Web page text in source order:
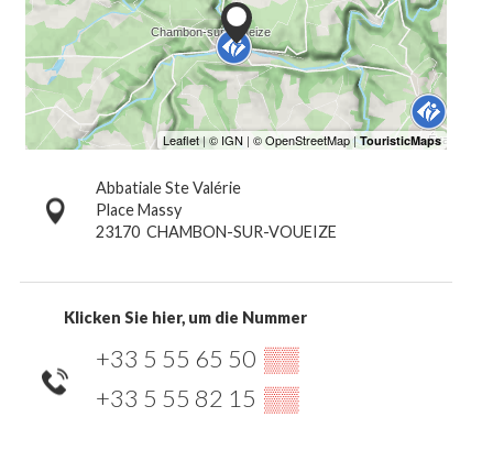
Abbatiale Ste Valérie
Place Massy
23170 CHAMBON-SUR-VOUEIZE
Klicken Sie hier, um die Nummer
+33 5 55 65 50 ▒▒
+33 5 55 82 15 ▒▒